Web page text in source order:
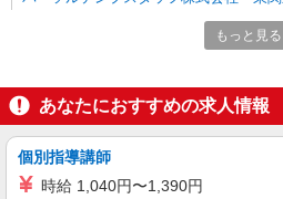
9月開始★電話対
時給1450円
茨城県つくば市
バス停あり！バス
≫ 制服なし！お着
ク！
キープ
もっと見る
あなたにおすすめの求人情報
個別指導講師
時給 1,040円〜1,390円